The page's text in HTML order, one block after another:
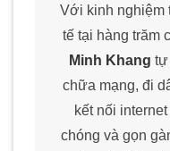
Với kinh nghiệm
tế tại hàng trăm
Minh Khang tự
chữa mạng, đi
kết nối
chóng và gọn